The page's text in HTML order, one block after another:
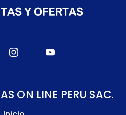
ON LINE PERU SAC.